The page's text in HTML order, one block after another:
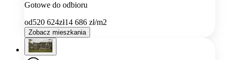
Gotowe do odbioru
od520 624zł14 686 zł/m2
Zobacz mieszkania